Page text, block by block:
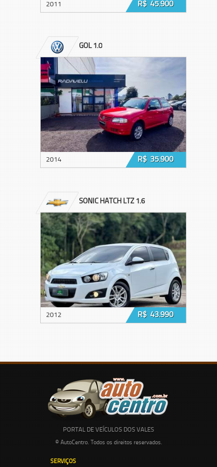
2011 R$ 45.900
GOL 1.0
2014 R$ 35.900
SONIC HATCH LTZ 1.6
2012 R$ 43.990
PORTAL DE VEÍCULOS DOS VALES
© AutoCentro. Todos os direitos reservados.
SERVIÇOS